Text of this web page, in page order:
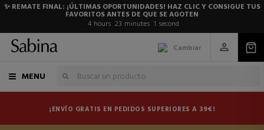
✨ REMATE FINAL: ¡ÚLTIMAS OPORTUNIDADES! HAZ CLIC Y CONSIGUE TUS
FAVORITOS ANTES DE QUE SE AGOTEN
4 hours 23 minutes 0 seconds
Cambiar
MENU
¡ENVÍO GRATIS EN PEDIDOS SUPERIORES A 39€!